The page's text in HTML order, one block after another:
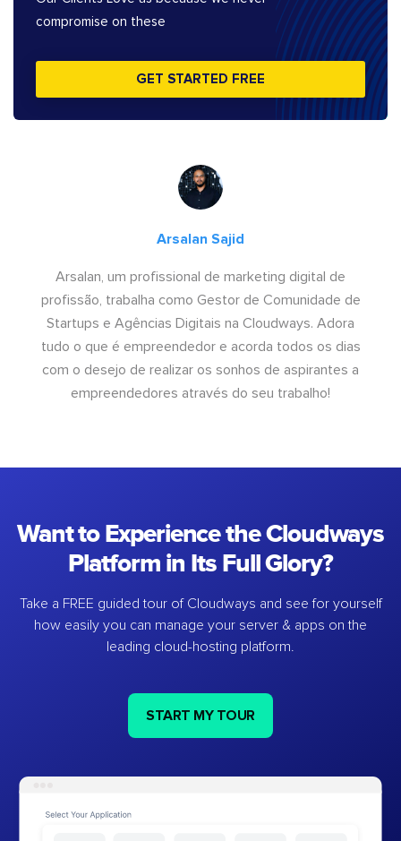
compromise on these
GET STARTED FREE
Arsalan Sajid
Arsalan, um profissional de marketing digital de
profissão, trabalha como Gestor de Comunidade de
Startups e Agências Digitais na Cloudways. Adora
tudo o que é empreendedor e acorda todos os dias
com o desejo de realizar os sonhos de aspirantes a
empreendedores através do seu trabalho!
Want to Experience the Cloudways
Platform in Its Full Glory?
Take a FREE guided tour of Cloudways and see for yourself
how easily you can manage your server & apps on the
leading cloud-hosting platform.
START MY TOUR